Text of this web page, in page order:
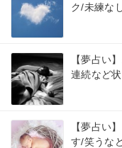
ク/未練な
【夢占い
連続など
【夢占い
す/笑うな